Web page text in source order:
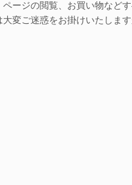
ージの閲覧、お買い物など
大変ご迷惑をお掛けいたしま